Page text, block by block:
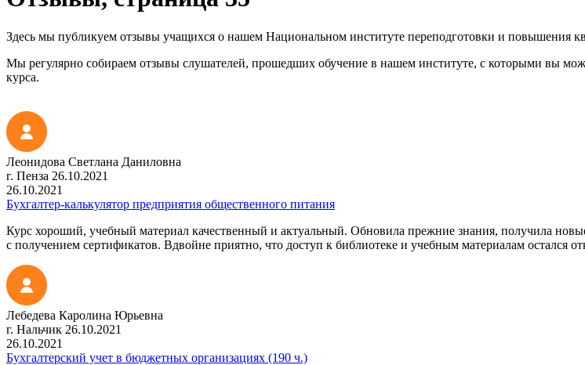
Здесь мы публикуем отзывы учащихся о нашем Национальном институте переподготовки и повышения
Мы регулярно собираем отзывы слушателей, прошедших обучение в нашем институте, с которыми вы
курса.
Леонидова Светлана Даниловна
г. Пенза 26.10.2021
26.10.2021
Бухгалтер-калькулятор предприятия общественного питания
Курс хороший, учебный материал качественный и актуальный. Обновила прежние знания, получила
с получением сертификатов. Вдвойне приятно, что доступ к библиотеке и учебным материалам остался
Лебедева Каролина Юрьевна
г. Нальчик 26.10.2021
26.10.2021
Бухгалтерский учет в бюджетных организациях (190 ч.)